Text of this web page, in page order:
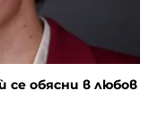
се обясни в любов